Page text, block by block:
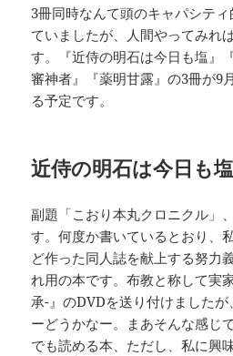
3冊同時なんて頭のキャパシテ
ていましたが、人間やってみれ
す。『近侍の明石は今日も塩』
審神者』『薬明甘露』の3冊が9
る予定です。
近侍の明石は今日も塩
副題「こおり本丸クロニクル」
す。何度か書いているとおり、
ど作った同人誌を献上する努力
れ用の本です。布教と称して実
承-』のDVDを送り付けました
ーどうかなー。まあそんな感じ
でも読める本、ただし、私に興